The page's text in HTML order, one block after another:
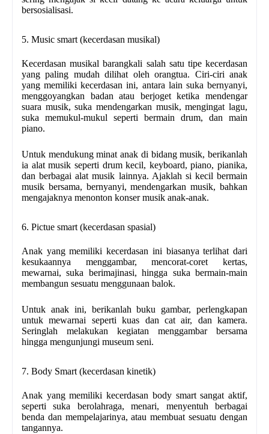
bersosialisasi.
5. Music smart (kecerdasan musikal)
Kecerdasan musikal barangkali salah satu tipe kecerdasan
yang paling mudah dilihat oleh orangtua. Ciri-ciri anak
yang memiliki kecerdasan ini, antara lain suka bernyanyi,
menggoyangkan badan atau berjoget ketika mendengar
suara musik, suka mendengarkan musik, mengingat lagu,
suka memukul-mukul seperti bermain drum, dan main
piano.
Untuk mendukung minat anak di bidang musik, berikanlah
ia alat musik seperti drum kecil, keyboard, piano, pianika,
dan berbagai alat musik lainnya. Ajaklah si kecil bermain
musik bersama, bernyanyi, mendengarkan musik, bahkan
mengajaknya menonton konser musik anak-anak.
6. Pictue smart (kecerdasan spasial)
Anak yang memiliki kecerdasan ini biasanya terlihat dari
kesukaannya menggambar, mencorat-coret kertas,
mewarnai, suka berimajinasi, hingga suka bermain-main
membangun sesuatu menggunaan balok.
Untuk anak ini, berikanlah buku gambar, perlengkapan
untuk mewarnai seperti kuas dan cat air, dan kamera.
Seringlah melakukan kegiatan menggambar bersama
hingga mengunjungi museum seni.
7. Body Smart (kecerdasan kinetik)
Anak yang memiliki kecerdasan body smart sangat aktif,
seperti suka berolahraga, menari, menyentuh berbagai
benda dan mempelajarinya, atau membuat sesuatu dengan
tangannya.